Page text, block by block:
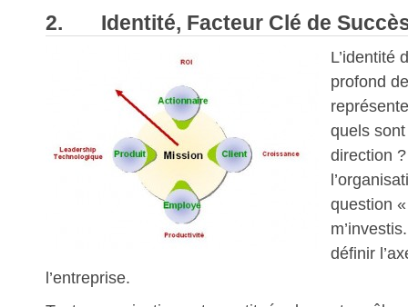
2. Identité, Facteur Clé de
L’identité
profond
quels
direction ?
question
définir
l’entreprise.